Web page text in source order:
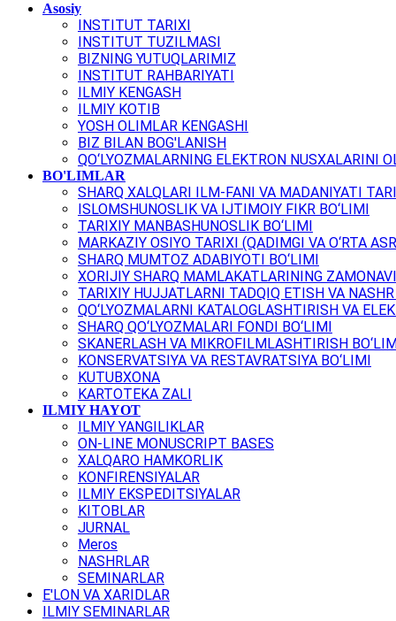
Asosiy
INSTITUT TARIXI
INSTITUT TUZILMASI
BIZNING YUTUQLARIMIZ
INSTITUT RAHBARIYATI
ILMIY KENGASH
ILMIY KOTIB
YOSH OLIMLAR KENGASHI
BIZ BILAN BOG'LANISH
QO‘LYOZMALARNING ELEKTRON NUSXALARINI
BO'LIMLAR
SHARQ XALQLARI ILM-FANI VA MADANIYATI
ISLOMSHUNOSLIK VA IJTIMOIY FIKR BO‘LIMI
TARIXIY MANBASHUNOSLIK BO‘LIMI
MARKAZIY OSIYO TARIXI (QADIMGI VA O‘RTA
SHARQ MUMTOZ ADABIYOTI BO‘LIMI
XORIJIY SHARQ MAMLAKATLARINING
TARIXIY HUJJATLARNI TADQIQ ETISH VA
QO‘LYOZMALARNI KATALOGLASHTIRISH VA
SHARQ QO‘LYOZMALARI FONDI BO‘LIMI
SKANERLASH VA MIKROFILMLASHTIRISH
KONSERVATSIYA VA RESTAVRATSIYA BO‘LIMI
KUTUBXONA
KARTOTEKA ZALI
ILMIY HAYOT
ILMIY YANGILIKLAR
ON-LINE MONUSCRIPT BASES
XALQARO HAMKORLIK
KONFIRENSIYALAR
ILMIY EKSPEDITSIYALAR
KITOBLAR
JURNAL
Meros
NASHRLAR
SEMINARLAR
E'LON VA XARIDLAR
ILMIY SEMINARLAR